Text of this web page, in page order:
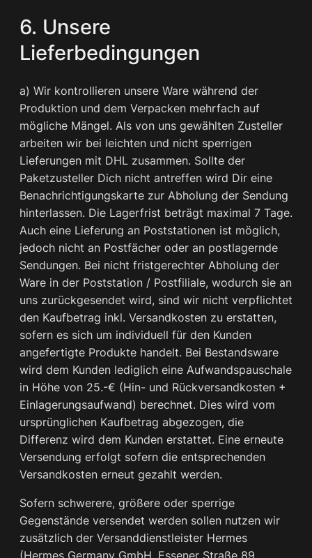
6. Unsere
Lieferbedingungen
a) Wir kontrollieren unsere Ware während der
Produktion und dem Verpacken mehrfach auf
mögliche Mängel. Als von uns gewählten Zusteller
arbeiten wir bei leichten und nicht sperrigen
Lieferungen mit DHL zusammen. Sollte der
Paketzusteller Dich nicht antreffen wird Dir eine
Benachrichtigungskarte zur Abholung der Sendung
hinterlassen. Die Lagerfrist beträgt maximal 7 Tage.
Auch eine Lieferung an Poststationen ist möglich,
jedoch nicht an Postfächer oder an postlagernde
Sendungen. Bei nicht fristgerechter Abholung der
Ware in der Poststation / Postfiliale, wodurch sie an
uns zurückgesendet wird, sind wir nicht verpflichtet
den Kaufbetrag inkl. Versandkosten zu erstatten,
sofern es sich um individuell für den Kunden
angefertigte Produkte handelt. Bei Bestandsware
wird dem Kunden lediglich eine Aufwandspauschale
in Höhe von 25.-€ (Hin- und Rückversandkosten +
Einlagerungsaufwand) berechnet. Dies wird vom
ursprünglichen Kaufbetrag abgezogen, die
Differenz wird dem Kunden erstattet. Eine erneute
Versendung erfolgt sofern die entsprechenden
Versandkosten erneut gezahlt werden.
Sofern schwerere, größere oder sperrige
Gegenstände versendet werden sollen nutzen wir
zusätzlich der Versanddienstleister Hermes